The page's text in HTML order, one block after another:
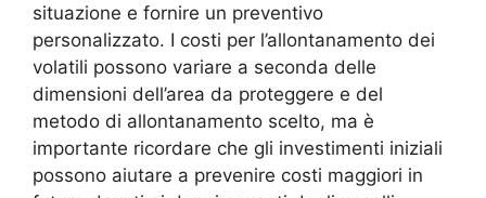
situazione e fornire un preventivo
personalizzato. I costi per l’allontanamento dei
volatili possono variare a seconda delle
dimensioni dell’area da proteggere e del
metodo di allontanamento scelto, ma è
importante ricordare che gli investimenti iniziali
possono aiutare a prevenire costi maggiori in